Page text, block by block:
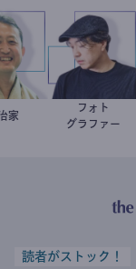
小坂英二
政治家 別所隆弘
フォト
グラファー
読者がストック！